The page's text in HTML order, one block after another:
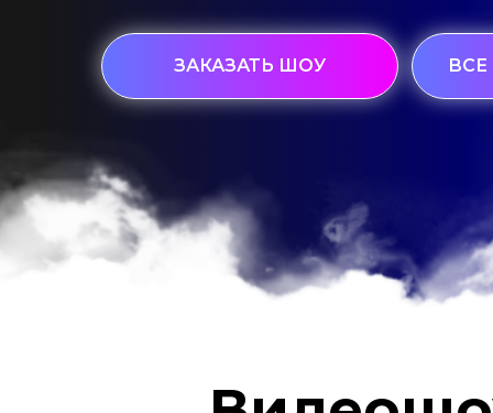
ЗАКАЗАТЬ ШОУ